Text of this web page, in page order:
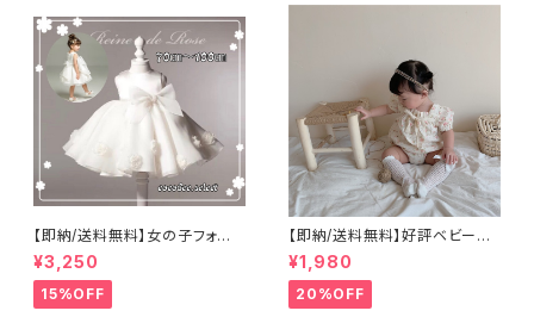
【即納/送料無料】女の子フォー
マルドレスこどもドレスワンピー
ス２リボンドレスホワイト ふんわ
り パール＆リボン付き ドレス
ベビードレス入園式卒園式100
¥3,250
15%OFF
【即納/送料無料】好評ベビーロ
ンパース新生児女の子花柄ロン
パース長袖子供ロンパース S
NS映えロンパース ハーフバー
スデー 結婚式 お誕生日
¥1,980
20%OFF